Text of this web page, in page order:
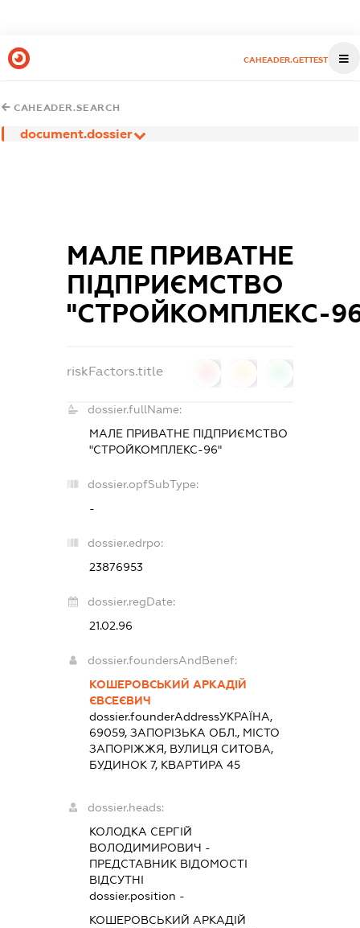
CAHEADER.GETTEST
CAHEADER.SEARCH
document.dossier
МАЛЕ ПРИВАТНЕ
ПІДПРИЄМСТВО
"СТРОЙКОМПЛЕКС-
riskFactors.title
dossier.fullName:
МАЛЕ ПРИВАТНЕ ПІДПРИЄМСТВО
"СТРОЙКОМПЛЕКС-96"
dossier.opfSubType:
-
dossier.edrpo:
23876953
dossier.regDate:
21.02.96
dossier.foundersAndBenef:
КОШЕРОВСЬКИЙ АРКАДІЙ
ЄВСЕЄВИЧ
dossier.founderAddressУКРАЇНА,
69059, ЗАПОРІЗЬКА ОБЛ., МІСТО
ЗАПОРІЖЖЯ, ВУЛИЦЯ СИТОВА,
БУДИНОК 7, КВАРТИРА 45
dossier.heads:
КОЛОДКА СЕРГІЙ
ВОЛОДИМИРОВИЧ -
ПРЕДСТАВНИК ВІДОМОСТІ
ВІДСУТНІ
dossier.position -
КОШЕРОВСЬКИЙ АРКАДІЙ